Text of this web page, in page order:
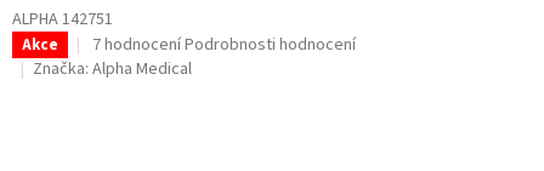
ALPHA 142751
Akce
Průměrné
hodnocení
7 hodnoceníPodrobnosti hodnocení
Značka: Alpha Medical